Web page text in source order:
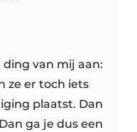
ding van mij aan:
ze er toch iets
plaatst. Dan
ga je dus een